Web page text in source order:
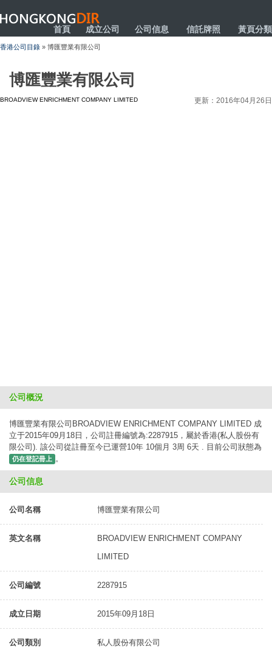
HONGKONGDIR
首頁 成立公司 公司信息 信託牌照 黃頁分類
香港公司目錄 » 博匯豐業有限公司
博匯豐業有限公司
BROADVIEW ENRICHMENT COMPANY LIMITED 更新：2016年04月26日
公司概況
博匯豐業有限公司BROADVIEW ENRICHMENT COMPANY LIMITED 成
立于2015年09月18日，公司註冊編號為:2287915，屬於香港(私人股份有
限公司). 該公司從註冊至今已運營10年 10個月 3周 6天 . 目前公司狀態為
仍在登記冊上 。
公司信息
公司名稱 博匯豐業有限公司
英文名稱
BROADVIEW ENRICHMENT COMPANY
LIMITED
公司編號 2287915
成立日期 2015年09月18日
公司類別 私人股份有限公司